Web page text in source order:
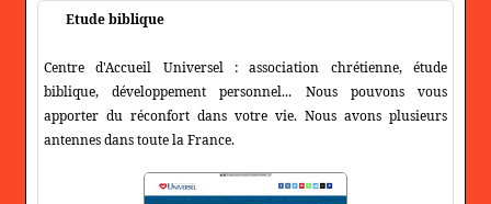
Etude biblique
Centre d'Accueil Universel : association chrétienne, étude
biblique, développement personnel... Nous pouvons vous
apporter du réconfort dans votre vie. Nous avons plusieurs
antennes dans toute la France.